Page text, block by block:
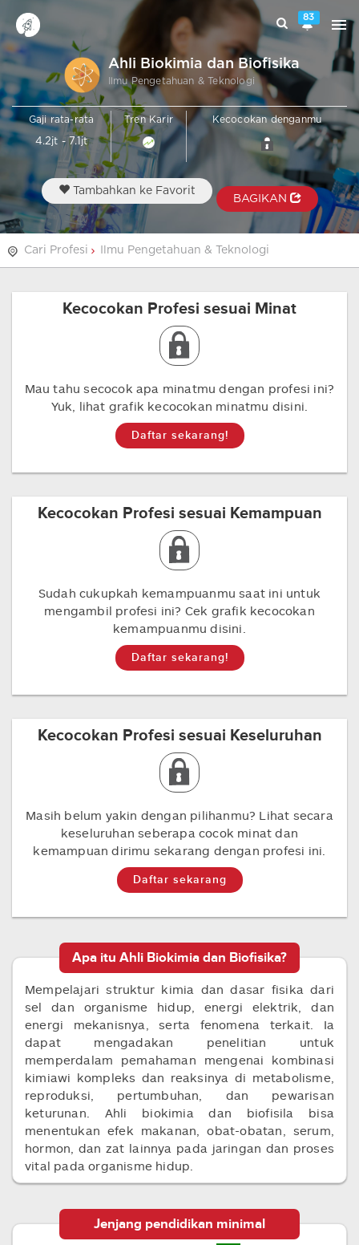
83
Ahli Biokimia dan Biofisika
Ilmu Pengetahuan & Teknologi
Gaji rata-rata
4.2jt - 7.1jt
Tren Karir Kecocokan denganmu
Tambahkan ke Favorit
BAGIKAN
Cari Profesi Ilmu Pengetahuan & Teknologi
Kecocokan Profesi sesuai Minat
Mau tahu secocok apa minatmu dengan profesi ini?
Yuk, lihat grafik kecocokan minatmu disini.
Daftar sekarang!
Kecocokan Profesi sesuai Kemampuan
Sudah cukupkah kemampuanmu saat ini untuk
mengambil profesi ini? Cek grafik kecocokan
kemampuanmu disini.
Daftar sekarang!
Kecocokan Profesi sesuai Keseluruhan
Masih belum yakin dengan pilihanmu? Lihat secara
keseluruhan seberapa cocok minat dan
kemampuan dirimu sekarang dengan profesi ini.
Daftar sekarang
Apa itu Ahli Biokimia dan Biofisika?
Mempelajari struktur kimia dan dasar fisika dari
sel dan organisme hidup, energi elektrik, dan
energi mekanisnya, serta fenomena terkait. Ia
dapat mengadakan penelitian untuk
memperdalam pemahaman mengenai kombinasi
kimiawi kompleks dan reaksinya di metabolisme,
reproduksi, pertumbuhan, dan pewarisan
keturunan. Ahli biokimia dan biofisila bisa
menentukan efek makanan, obat-obatan, serum,
hormon, dan zat lainnya pada jaringan dan proses
vital pada organisme hidup.
Jenjang pendidikan minimal